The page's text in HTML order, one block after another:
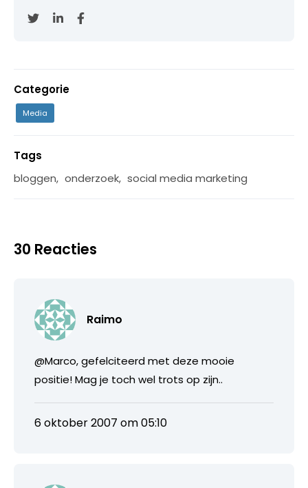
Categorie
Media
Tags
bloggen, onderzoek, social media marketing
30 Reacties
Raimo
@Marco, gefelciteerd met deze mooie
positie! Mag je toch wel trots op zijn..
6 oktober 2007 om 05:10